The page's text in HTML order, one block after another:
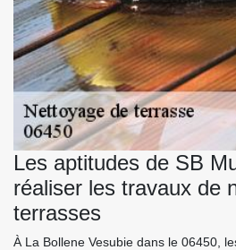
Les aptitudes de SB
réaliser les travaux de
terrasses
À La Bollene Vesubie dans le 06450,